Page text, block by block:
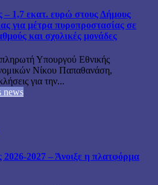
1,7 εκατ. ευρώ στους Δήμους
για μέτρα πυροπροστασίας σε
και σχολικές μονάδες
Υπουργού Εθνικής
Νίκου Παπαθανάση,
για την...
news
2026-2027 – Άνοιξε η πλατφόρμα